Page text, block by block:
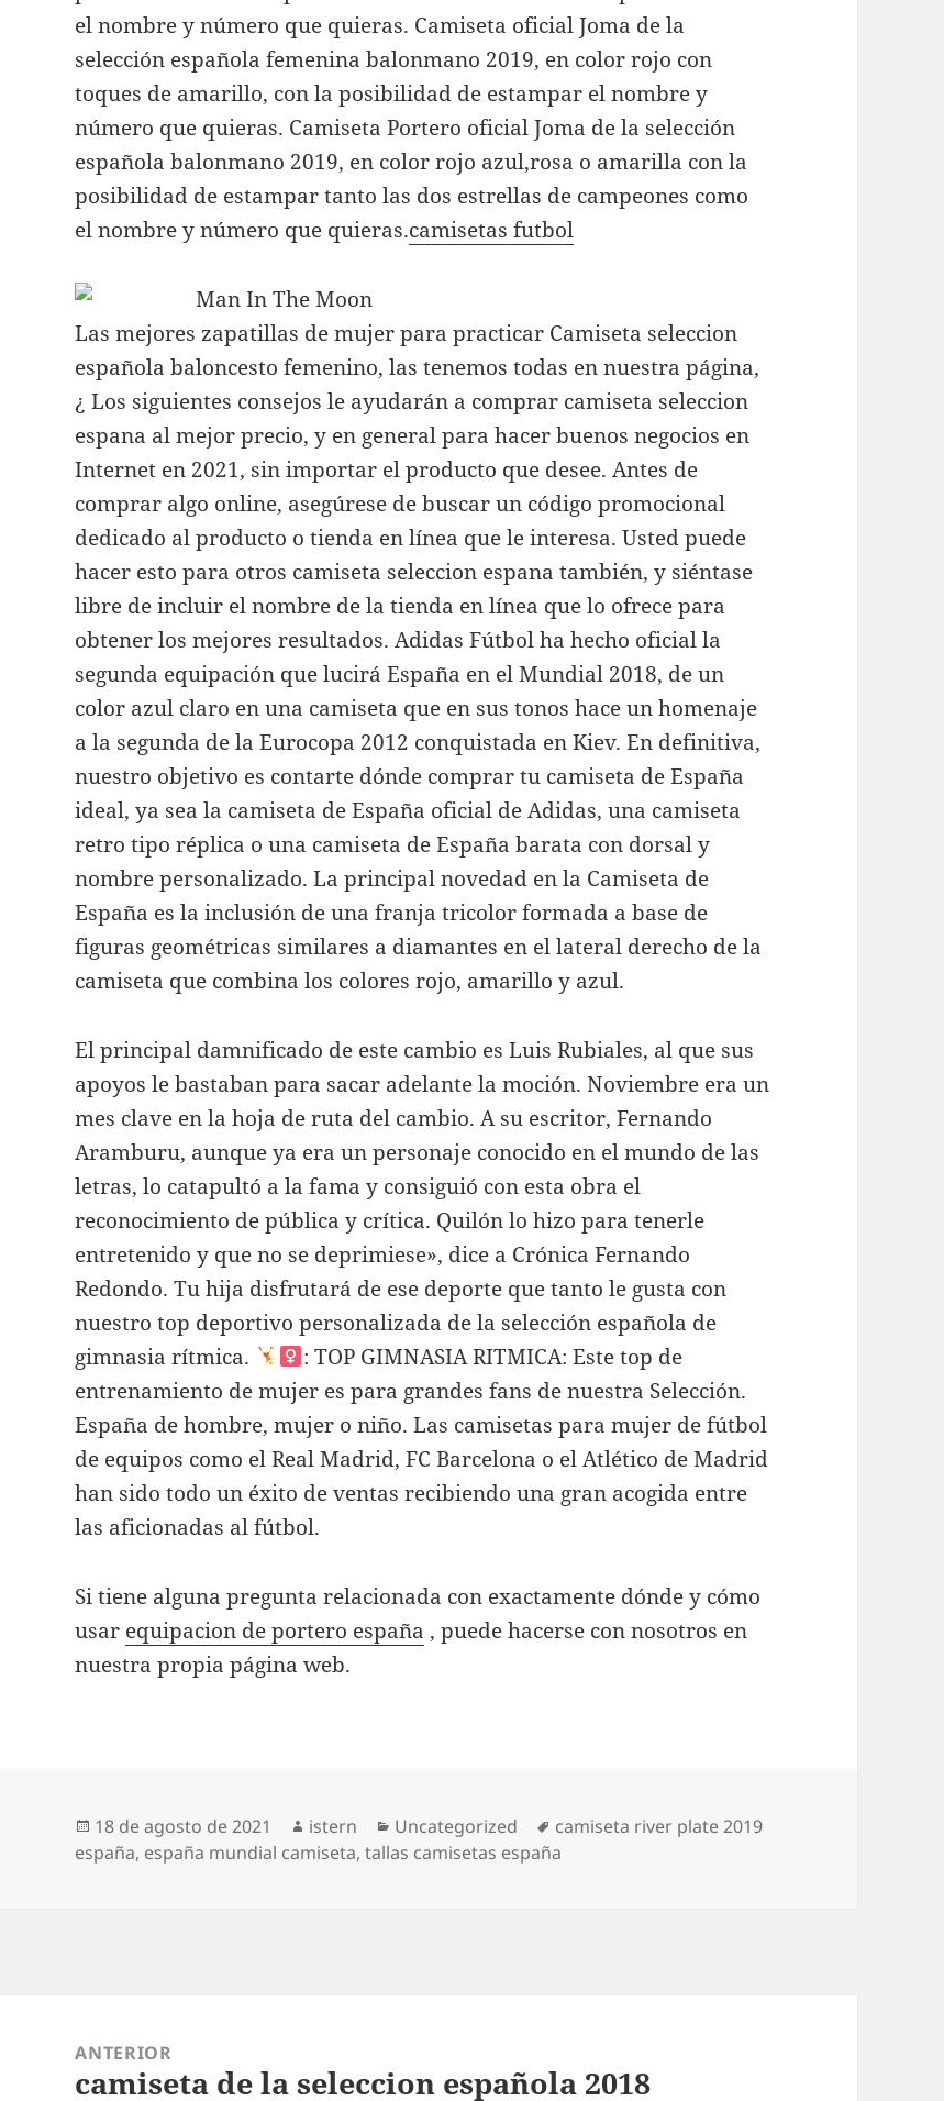
el nombre y número que quieras. Camiseta oficial Joma de la
selección española femenina balonmano 2019, en color rojo con
toques de amarillo, con la posibilidad de estampar el nombre y
número que quieras. Camiseta Portero oficial Joma de la selección
española balonmano 2019, en color rojo azul,rosa o amarilla con la
posibilidad de estampar tanto las dos estrellas de campeones como
el nombre y número que quieras.camisetas futbol
Las mejores zapatillas de mujer para practicar Camiseta seleccion
española baloncesto femenino, las tenemos todas en nuestra página,
¿ Los siguientes consejos le ayudarán a comprar camiseta seleccion
espana al mejor precio, y en general para hacer buenos negocios en
Internet en 2021, sin importar el producto que desee. Antes de
comprar algo online, asegúrese de buscar un código promocional
dedicado al producto o tienda en línea que le interesa. Usted puede
hacer esto para otros camiseta seleccion espana también, y siéntase
libre de incluir el nombre de la tienda en línea que lo ofrece para
obtener los mejores resultados. Adidas Fútbol ha hecho oficial la
segunda equipación que lucirá España en el Mundial 2018, de un
color azul claro en una camiseta que en sus tonos hace un homenaje
a la segunda de la Eurocopa 2012 conquistada en Kiev. En definitiva,
nuestro objetivo es contarte dónde comprar tu camiseta de España
ideal, ya sea la camiseta de España oficial de Adidas, una camiseta
retro tipo réplica o una camiseta de España barata con dorsal y
nombre personalizado. La principal novedad en la Camiseta de
España es la inclusión de una franja tricolor formada a base de
figuras geométricas similares a diamantes en el lateral derecho de la
camiseta que combina los colores rojo, amarillo y azul.
El principal damnificado de este cambio es Luis Rubiales, al que sus
apoyos le bastaban para sacar adelante la moción. Noviembre era un
mes clave en la hoja de ruta del cambio. A su escritor, Fernando
Aramburu, aunque ya era un personaje conocido en el mundo de las
letras, lo catapultó a la fama y consiguió con esta obra el
reconocimiento de pública y crítica. Quilón lo hizo para tenerle
entretenido y que no se deprimiese», dice a Crónica Fernando
Redondo. Tu hija disfrutará de ese deporte que tanto le gusta con
nuestro top deportivo personalizada de la selección española de
gimnasia rítmica.
: TOP GIMNASIA RITMICA: Este top de
entrenamiento de mujer es para grandes fans de nuestra Selección.
España de hombre, mujer o niño. Las camisetas para mujer de fútbol
de equipos como el Real Madrid, FC Barcelona o el Atlético de Madrid
han sido todo un éxito de ventas recibiendo una gran acogida entre
las aficionadas al fútbol.
Si tiene alguna pregunta relacionada con exactamente dónde y cómo
usar equipacion de portero españa , puede hacerse con nosotros en
nuestra propia página web.
Publicado
el
18 de agosto de 2021 Autor
istern Categorías
Uncategorized Etiquetas
camiseta river plate 2019
españa, españa mundial camiseta,tallas camisetas españa
entradas
ANTERIOR
Entrada
camiseta de la seleccion española 2018